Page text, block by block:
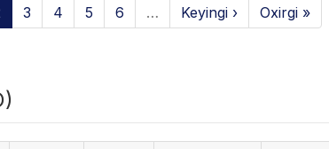
3 4 5 6 … Keyingi › Oxirgi »